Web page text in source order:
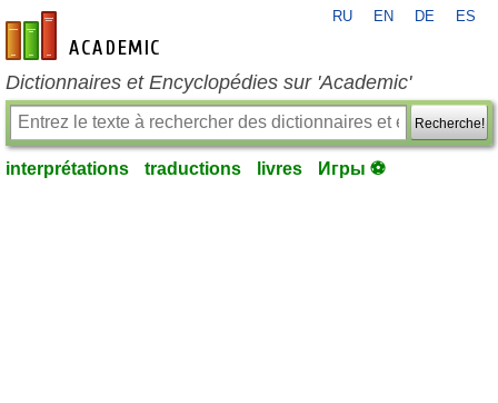
fr-academic.com
RU EN DE ES
Dictionnaires et Encyclopédies sur 'Academic'
Recherche!
interprétations traductions livres Игры ⚽